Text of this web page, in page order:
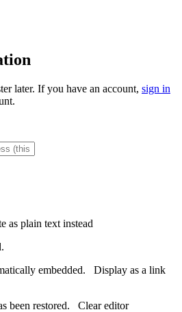
later. If you have an account, sign in
as plain text instead
embedded. Display as a link
been restored. Clear editor